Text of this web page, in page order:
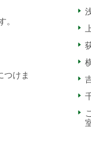
。
つけま